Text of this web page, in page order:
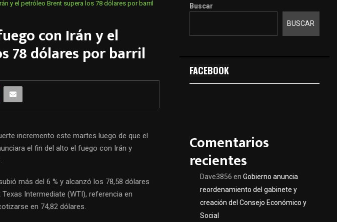
y el petróleo Brent supera los 78 dólares por barril
con Irán y el
78 dólares por barril
incremento este martes luego de que el
el fin del alto el fuego con Irán y
más del 6 % y alcanzó los 78,58 dólares
Intermediate (WTI), referencia en
en 74,82 dólares.
Buscar
BUSCAR
FACEBOOK
Comentarios
recientes
Dave3856 en Gobierno anuncia
reordenamiento del gabinete y
creación del Consejo Económico y
Social